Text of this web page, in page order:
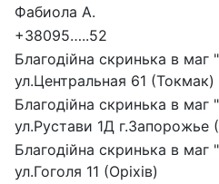
Фабиола А.
+38095…..52
Благодійна скринька в
ул.Центральная 61 (Токмак)
Благодійна скринька в
ул.Рустави 1Д г.Запорожье
Благодійна скринька в
ул.Гоголя 11 (Оріхів)